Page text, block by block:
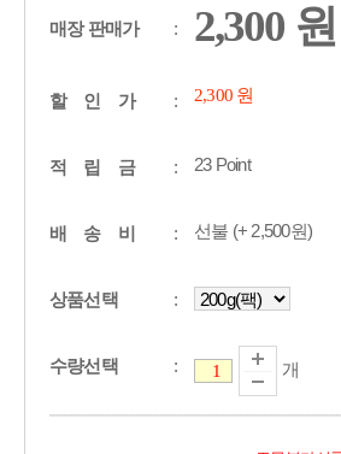
매장 판매가 : 2,300 원
할 인 가 : 2,300 원
적 립 금 : 23Point
배 송 비 : 선불 (+ 2,500원)
상품선택 :
수량선택 : 개